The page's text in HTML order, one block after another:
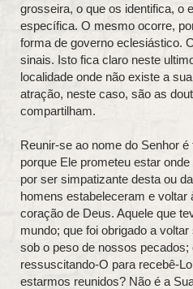
grosseira, o que os identifica, o
específica. O mesmo ocorre,
forma de governo eclesiástico.
sinais. Isto fica claro neste
localidade onde não existe a
atração, neste caso, são as
compartilham.
Reunir‑se ao nome do Senhor
porque Ele prometeu estar
por ser simpatizante desta ou
homens estabeleceram e
coração de Deus. Aquele que
mundo; que foi obrigado a
sob o peso de nossos
ressuscitando‑O para
estarmos reunidos? Não é a